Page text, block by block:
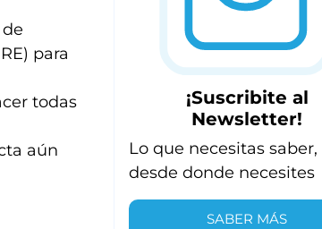
para
todas
aún
¡Suscribite al
Newsletter!
Lo que necesitas saber,
desde donde necesites
SABER MÁS